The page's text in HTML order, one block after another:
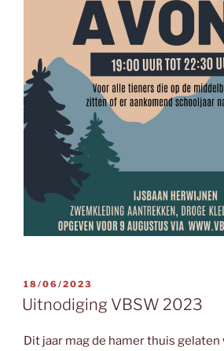
GEPLAATST
OP
18/06/2023
Uitnodiging VBSW 2023
Dit jaar mag de hamer thuis gelaten